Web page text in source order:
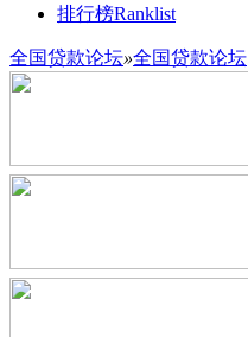
排行榜Ranklist
全国贷款论坛»全国贷款论坛